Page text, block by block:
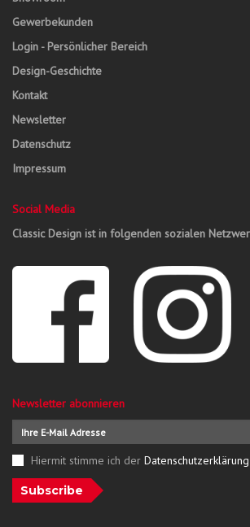
Gewerbekunden
Login - Persönlicher Bereich
Design-Geschichte
Kontakt
Newsletter
Datenschutz
Impressum
Social Media
Classic Design ist in folgenden sozialen
Newsletter abonnieren
Hiermit stimme ich der Datenschutzerklärung
Subscribe